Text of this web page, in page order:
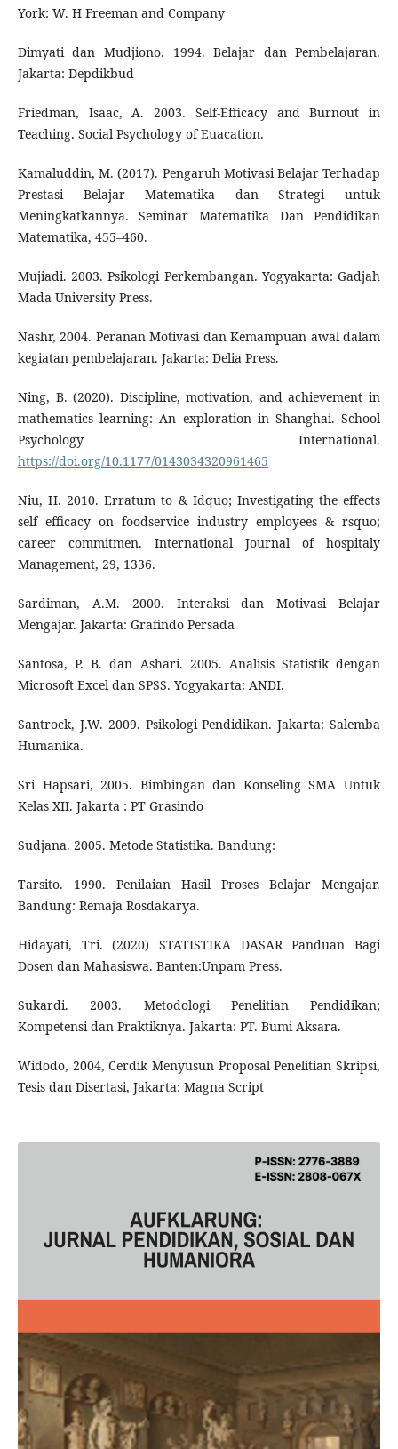
York: W. H Freeman and Company
Dimyati dan Mudjiono. 1994. Belajar dan Pembelajaran.
Jakarta: Depdikbud
Friedman, Isaac, A. 2003. Self-Efficacy and Burnout in
Teaching. Social Psychology of Euacation.
Kamaluddin, M. (2017). Pengaruh Motivasi Belajar Terhadap
Prestasi Belajar Matematika dan Strategi untuk
Meningkatkannya. Seminar Matematika Dan Pendidikan
Matematika, 455–460.
Mujiadi. 2003. Psikologi Perkembangan. Yogyakarta: Gadjah
Mada University Press.
Nashr, 2004. Peranan Motivasi dan Kemampuan awal dalam
kegiatan pembelajaran. Jakarta: Delia Press.
Ning, B. (2020). Discipline, motivation, and achievement in
mathematics learning: An exploration in Shanghai. School
Psychology International.
https://doi.org/10.1177/0143034320961465
Niu, H. 2010. Erratum to & Idquo; Investigating the effects
self efficacy on foodservice industry employees & rsquo;
career commitmen. International Journal of hospitaly
Management, 29, 1336.
Sardiman, A.M. 2000. Interaksi dan Motivasi Belajar
Mengajar. Jakarta: Grafindo Persada
Santosa, P. B. dan Ashari. 2005. Analisis Statistik dengan
Microsoft Excel dan SPSS. Yogyakarta: ANDI.
Santrock, J.W. 2009. Psikologi Pendidikan. Jakarta: Salemba
Humanika.
Sri Hapsari, 2005. Bimbingan dan Konseling SMA Untuk
Kelas XII. Jakarta : PT Grasindo
Sudjana. 2005. Metode Statistika. Bandung:
Tarsito. 1990. Penilaian Hasil Proses Belajar Mengajar.
Bandung: Remaja Rosdakarya.
Hidayati, Tri. (2020) STATISTIKA DASAR Panduan Bagi
Dosen dan Mahasiswa. Banten:Unpam Press.
Sukardi. 2003. Metodologi Penelitian Pendidikan;
Kompetensi dan Praktiknya. Jakarta: PT. Bumi Aksara.
Widodo, 2004, Cerdik Menyusun Proposal Penelitian Skripsi,
Tesis dan Disertasi, Jakarta: Magna Script